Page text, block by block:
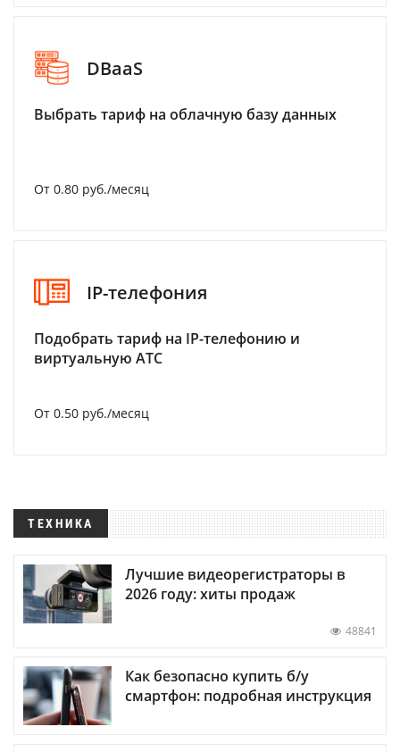
DBaaS
Выбрать тариф на облачную базу данных
От 0.80 руб./месяц
IP-телефония
Подобрать тариф на IP-телефонию и
виртуальную АТС
От 0.50 руб./месяц
ТЕХНИКА
Лучшие видеорегистраторы в
2026 году: хиты продаж
48841
Как безопасно купить б/у
смартфон: подробная инструкция